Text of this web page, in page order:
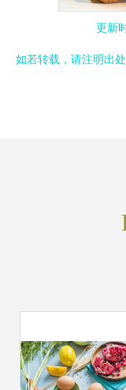
更新
如若转载，请注明出